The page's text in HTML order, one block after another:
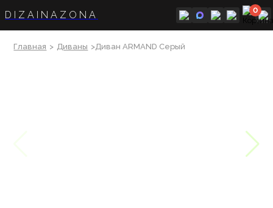
DIZAINAZONA 0
Главная > Диваны >Диван ARMAND Серый